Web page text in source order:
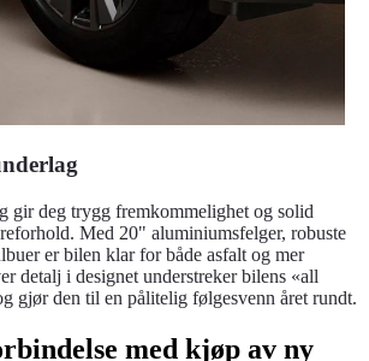
gir deg trygg fremkommelighet og solid
Med 20" aluminiumsfelger, robuste
er bilen klar for både asfalt og mer
detalj i designet understreker bilens «all
gjør den til en pålitelig følgesvenn året rundt.
med kjøp av ny